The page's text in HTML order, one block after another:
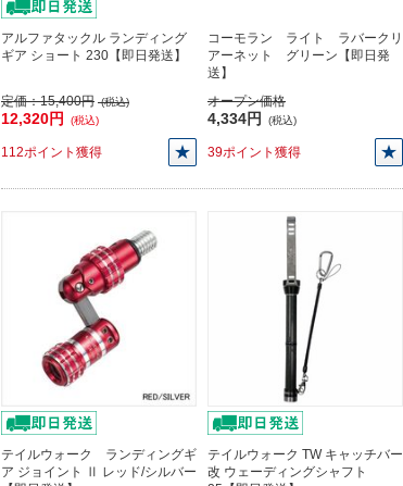
アルファタックル ランディング
ギア ショート 230【即日発送】
定価：15,400円 (税込)
12,320円 (税込)
112ポイント獲得
コーモラン ライト ラバークリ
アーネット グリーン【即日発
送】
オープン価格
4,334円 (税込)
39ポイント獲得
テイルウォーク ランディングギ
ア ジョイント Ⅱ レッド/シルバー
テイルウォーク TW キャッチバー
改 ウェーディングシャフト